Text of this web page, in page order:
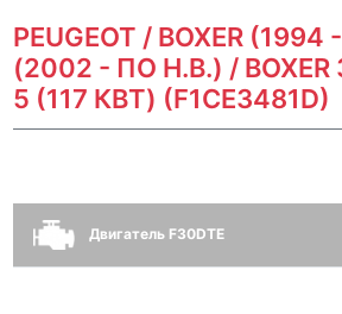
PEUGEOT / BOXER (1994
(2002 - ПО Н.В.) / BOXER
5 (117 КВТ) (F1CE3481D)
Двигатель F30DTE